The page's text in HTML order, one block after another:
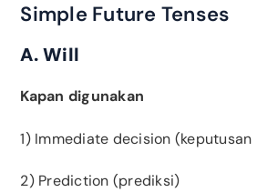
Simple Future Tenses
A. Will
Kapan digunakan
1) Immediate decision
2) Prediction (prediksi)